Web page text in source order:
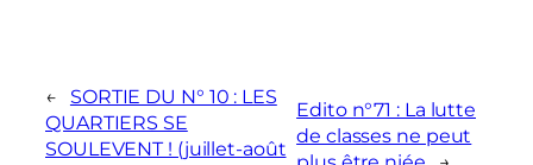
←
SORTIE DU N° 10 : LES
QUARTIERS SE
SOULEVENT ! (juillet-août
Edito n°71 : La lutte
de classes ne peut